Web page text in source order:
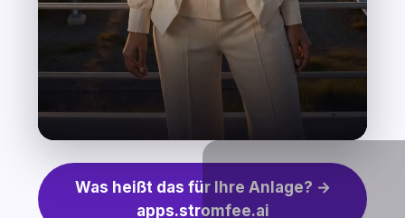
Was heißt das für Ihre Anlage? →
apps.stromfee.ai